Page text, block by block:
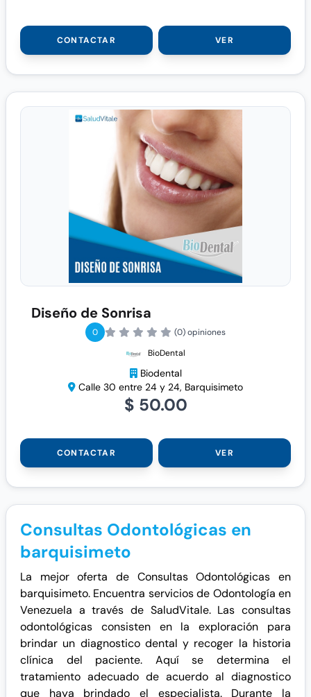
CONTACTAR VER
Diseño de Sonrisa
0
(0) opiniones
BioDental
Biodental
Calle 30 entre 24 y 24, Barquisimeto
$ 50.00
CONTACTAR VER
Consultas Odontológicas en
barquisimeto
La mejor oferta de Consultas Odontológicas en
barquisimeto. Encuentra servicios de Odontología en
Venezuela a través de SaludVitale. Las consultas
odontológicas consisten en la exploración para
brindar un diagnostico dental y recoger la historia
clínica del paciente. Aquí se determina el
tratamiento adecuado de acuerdo al diagnostico
que haya brindado el especialista. Durante la